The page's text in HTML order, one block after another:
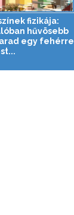
fizikája:
hűvösebb
egy fehérre